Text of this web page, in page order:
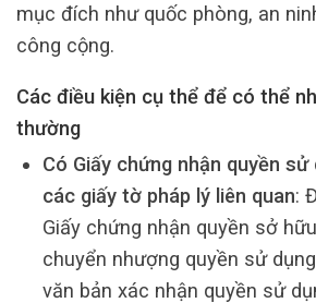
mục đích như quốc phòng, an
công cộng.
Các điều kiện cụ thể để có thể
thường
Có Giấy chứng nhận quyền
các giấy tờ pháp lý liên quan:
Giấy chứng nhận quyền sở
chuyển nhượng quyền sử
văn bản xác nhận quyền sử